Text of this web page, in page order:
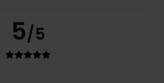
5/5